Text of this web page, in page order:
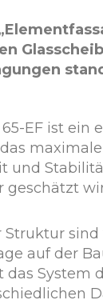
EF ist ein
und
geschätzt
Struktur
auf der
System